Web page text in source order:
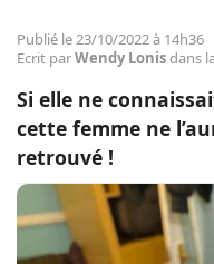
Publié le 23/10/2022 à 14h36
Ecrit parWendy Lonisdans
Si elle ne
cette femme ne
retrouvé !